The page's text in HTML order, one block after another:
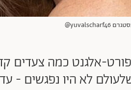
אלגנט כמה צעדים
לא היו נפגשים -